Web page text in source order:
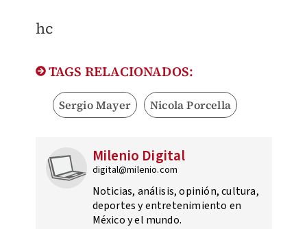
hc
TAGS RELACIONADOS:
Sergio Mayer Nicola Porcella
Milenio Digital
digital@milenio.com
Noticias, análisis, opinión, cultura,
deportes y entretenimiento en
México y el mundo.